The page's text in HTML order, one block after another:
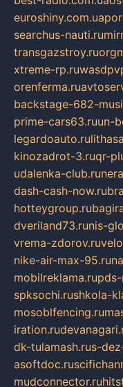
euroshiny.com.ua
searchus-nauti.ru
transgazstroy.ru
xtreme-rp.ru
orenferma.ru
backstage-682-
prime-cars63.ruun-
legardoauto.ru
kinozadrot-3.ruqr-
udalenka-club.ru
dash-cash-now.ru
hotteygroup.ru
dveriland73.runis-
vrema-zdorov.ru
nike-air-max-95.ru
mobilreklama.ru
spksochi.rushkola-
mosoblfencing.ru
iration.ru
dk-tulamash.rus-
asoftdoc.ru
mudconnector.ru